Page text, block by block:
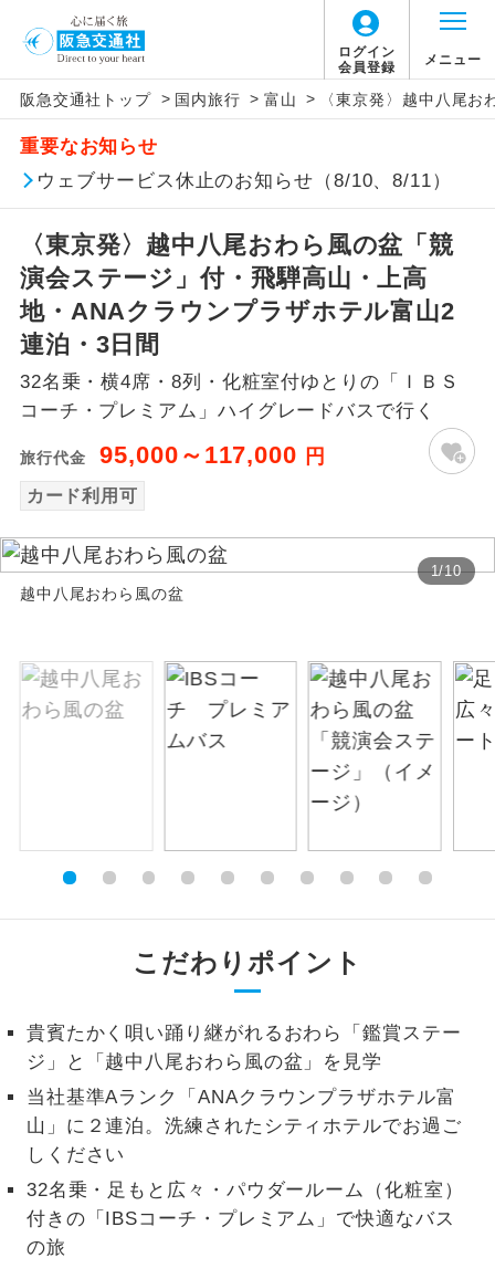
ログイン
会員登録
メニュー
阪急交通社トップ > 国内旅行 > 富山 > 〈東京発〉越中八尾
重要なお知らせ
ウェブサービス休止のお知らせ（8/10、8/11）
〈東京発〉越中八尾おわら風の盆「競
演会ステージ」付・飛騨高山・上高
地・ANAクラウンプラザホテル富山2
連泊・3日間
32名乗・横4席・8列・化粧室付ゆとりの「ＩＢＳ
コーチ・プレミアム」ハイグレードバスで行く
旅行代金 95,000～117,000 円
カード利用可
1/10
越中八尾おわら風の盆
こだわりポイント
貴賓たかく唄い踊り継がれるおわら「鑑賞ステー
ジ」と「越中八尾おわら風の盆」を見学
当社基準Aランク「ANAクラウンプラザホテル富
山」に２連泊。洗練されたシティホテルでお過ご
しください
32名乗・足もと広々・パウダールーム（化粧室）
付きの「IBSコーチ・プレミアム」で快適なバス
の旅
アイコン 説明
添乗員同行
往路出発空港（駅）から復路到着空港
（駅）まで同行します。
現地添乗員同
行
現地到着空港（駅）から最終日出発空港
（駅）まで添乗員が同行します。
バスガイド乗
務
バスガイドが乗務し、車内での観光案内
新コース 初登場のコースです。
世界遺産
ユネスコに登録されている文化遺産や自
絶景 絶景スポットに立ち寄るコースです。
温泉
露天風呂
す。
ご宿泊ホテルに大浴場が付いています。
全てのお食事が付いていますので、お食
事の心配はいりません。（機内食を除
お部屋食
お部屋にてゆっくりとお召し上がりいた
トラベルイヤ
周りの音を気にせず、ガイドさんの説明
をじっくり聞くことができます。
1名様催行
1名様から出発可能な個人型プランで
す。
2名様催行
2名様から出発可能な個人型プランで
す。
おひとり様参
加限定
スです。
1名様1室同代